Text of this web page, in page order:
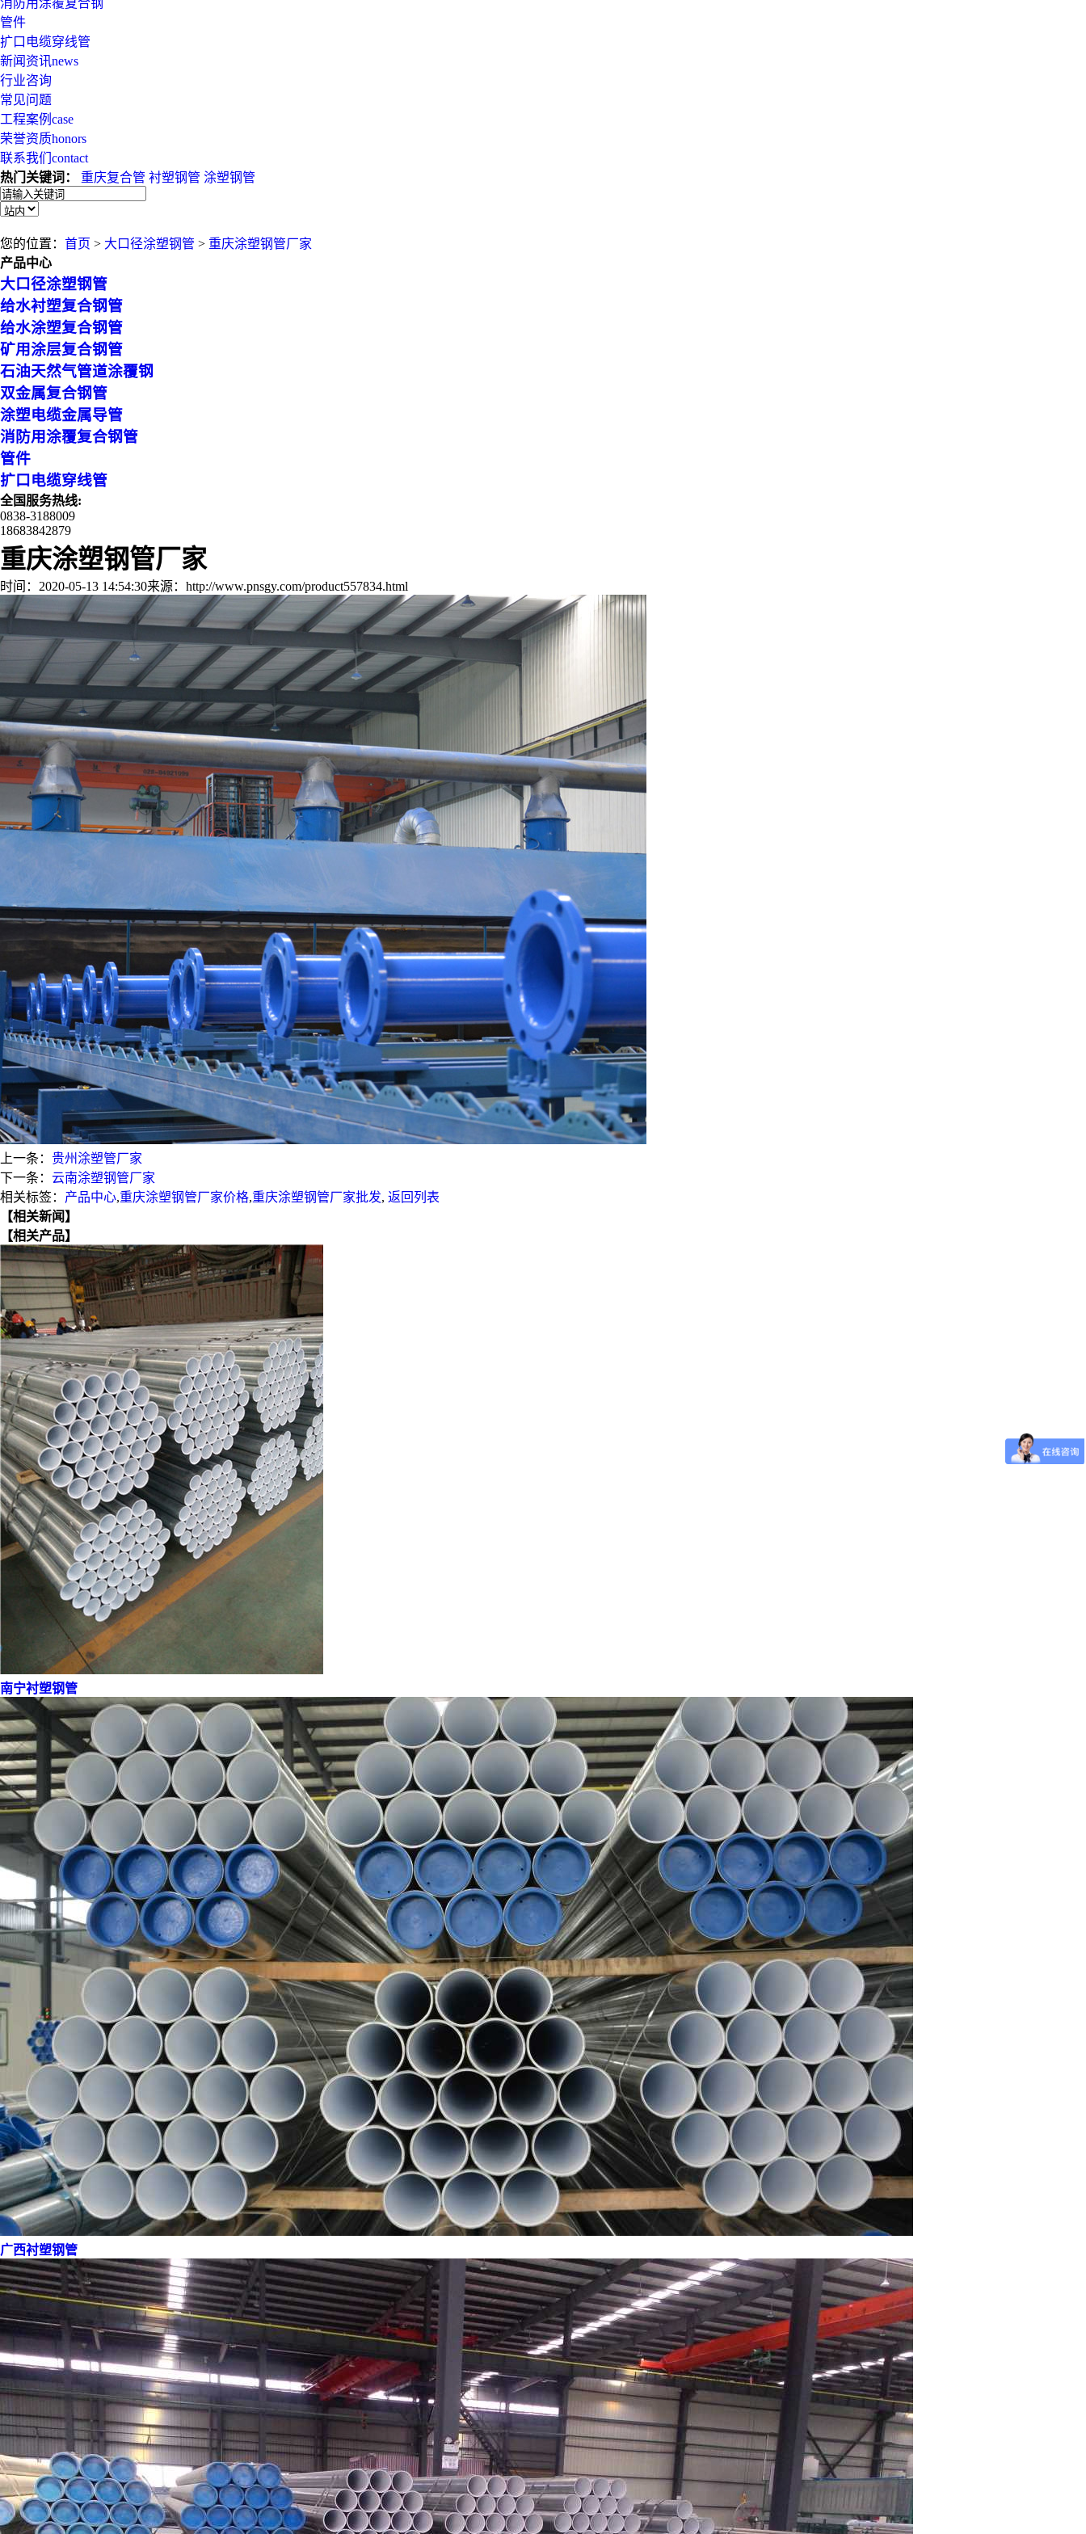
消防用涂覆复合钢
管件
扩口电缆穿线管
新闻资讯news
行业咨询
常见问题
工程案例 case
荣誉资质honors
联系我们 contact
热门关键词：
重庆复合管 衬塑钢管 涂塑钢管
您的位置： 首页 > 大口径涂塑钢管 > 重庆涂塑钢管厂家
产品中心
大口径涂塑钢管
给水衬塑复合钢管
给水涂塑复合钢管
矿用涂层复合钢管
石油天然气管道涂覆钢
双金属复合钢管
涂塑电缆金属导管
消防用涂覆复合钢管
管件
扩口电缆穿线管
全国服务热线:
0838-3188009
18683842879
重庆涂塑钢管厂家
时间：2020-05-13 14:54:30来源：http://www.pnsgy.com/product557834.html
上一条： 贵州涂塑管厂家
下一条： 云南涂塑钢管厂家
相关标签： 产品中心,重庆涂塑钢管厂家价格,重庆涂塑钢管厂家批发, 返回列表
【相关新闻】
【相关产品】
南宁衬塑钢管
广西衬塑钢管